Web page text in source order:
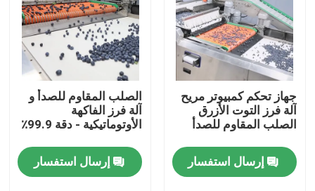
جهاز تحكم كمبيوتر مريح
آلة فرز التوت الأزرق
الصلب المقاوم للصدأ
إرسال استفسار
الصلب المقاوم للصدأ و
آلة فرز الفاكهة
الأوتوماتيكية - دقة 99.9٪
إرسال استفسار